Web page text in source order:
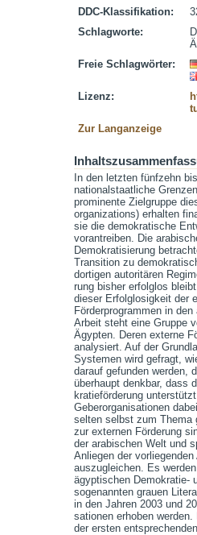
DDC-Klassifikation:
Schlagworte:
Freie Schlagwörter:
Lizenz:
Zur Langanzeige
In den letzten fünfzehn
nationalstaatliche
prominente Zielgruppe
organizations) erhalten
sie die demokratische
vorantreiben. Die
Demokratisierung
Transition zu
dortigen autori­tä­ren
rung bisher erfolglos
dieser Erfolglosig­keit der
Förderprogrammen in
Arbeit steht eine Gruppe
Ägypten. Deren externe
analysiert. Auf der
Systemen wird gefragt,
darauf gefunden werden,
über­haupt denkbar, dass
kratieförderung
Geberorganisationen
selten selbst zum Thema
zur externen Förderung
der arabi­schen Welt und
Anliegen der
auszugleichen. Es
ägyptischen Demokratie-
sogenannten grauen
in den Jahren 2003 und
sationen erhoben
der ersten